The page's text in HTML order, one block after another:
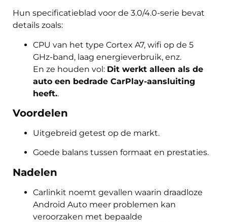
Hun specificatieblad voor de 3.0/4.0-serie bevat
details zoals:
CPU van het type Cortex A7, wifi op de 5
GHz-band, laag energieverbruik, enz.
En ze houden vol: Dit werkt alleen als de
auto een bedrade CarPlay-aansluiting
heeft..
Voordelen
Uitgebreid getest op de markt.
Goede balans tussen formaat en prestaties.
Nadelen
Carlinkit noemt gevallen waarin draadloze
Android Auto meer problemen kan
veroorzaken met bepaalde